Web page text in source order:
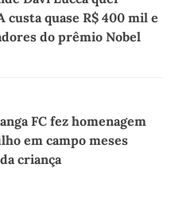
custa quase R$ 400 mil e
do prêmio Nobel
FC fez homenagem
em campo meses
criança